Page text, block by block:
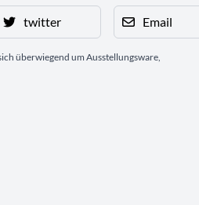
twitter Email
überwiegend um Ausstellungsware,